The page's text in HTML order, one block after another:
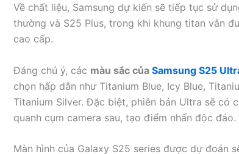
Về chất liệu, Samsung dự kiến sẽ tiếp tục sử
thường và S25 Plus, trong khi khung titan vẫn
cao cấp.
Đáng chú ý, các màu sắc của Samsung S25
chọn hấp dẫn như Titanium Blue, Icy Blue,
Titanium Silver. Đặc biệt, phiên bản Ultra sẽ có
quanh cụm camera sau, tạo điểm nhấn độc đáo.
Màn hình của Galaxy S25 series được dự đoán